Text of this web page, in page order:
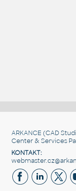
ARKANCE (CAD
Center & Services
KONTAKT: